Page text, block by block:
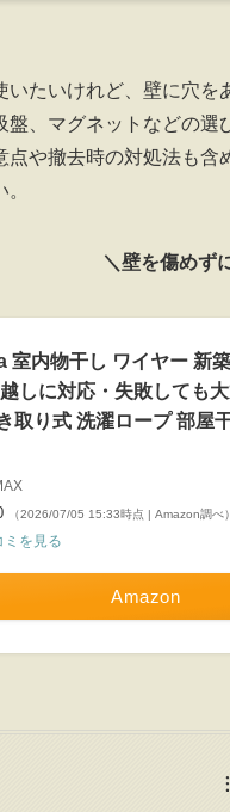
いたいけれど、壁に穴
盤、マグネットなどの
点や撤去時の対処法も
＼壁を傷めず
室内物干し ワイヤー 新
しに対応・失敗しても
取り式 洗濯ロープ 部屋
（2026/07/05 15:33時点 | Amazon調べ）
ミを見る
Amazon